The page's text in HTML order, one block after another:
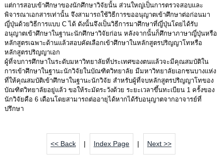
แต่การสอบเข้าศึกษาของนักศึกษาวิจัยนั้น ส่วนใหญ่เป็นการตรวจสอบและ
พิจารณาเอกสารเท่านั้น จึงสามารถใช้วิธีการขออนุญาตเข้าศึกษาต่อก่อนมา
ญี่ปุ่นด้วยวิธีการแบบ C ได้ ดังนั้นจึงเป็นวิธีการมาศึกษาที่ญี่ปุ่นโดยได้รับ
อนุญาตเข้าศึกษาในฐานะนักศึกษาวิจัยก่อน หลังจากนั้นก็ศึกษาภาษาญี่ปุ่นหรือ
หลักสูตรเฉพาะด้านแล้วสอบคัดเลือกเข้าศึกษาในหลักสูตรปริญญาโทหรือ
หลักสูตรปริญญาเอก
ผู้ที่จบการศึกษาในระดับมหาวิทยาลัยที่ประเทศของตนแล้วจะมีคุณสมบัติใน
การเข้าศึกษาในฐานะนักวิจัยในบัณฑิตวิทยาลัย มีมหาวิทยาลัยเอกชนบางแห่ง
ที่ให้คุณสมบัติเข้าศึกษาในฐานะนักวิจัย สำหรับผู้ที่จบหลักสูตรปริญญาโทของ
บัณฑิตวิทยาลัยอยู่แล้ว ขอให้ระมัดระวังด้วย ระยะเวลาขึ้นทะเบียน 1 ครั้งของ
นักวิจัยคือ 6 เดือนโดยสามารถต่ออายุได้หากได้รับอนุญาตจากอาจารย์ที่
ปรึกษา
<< Back | Index Page | Next >>